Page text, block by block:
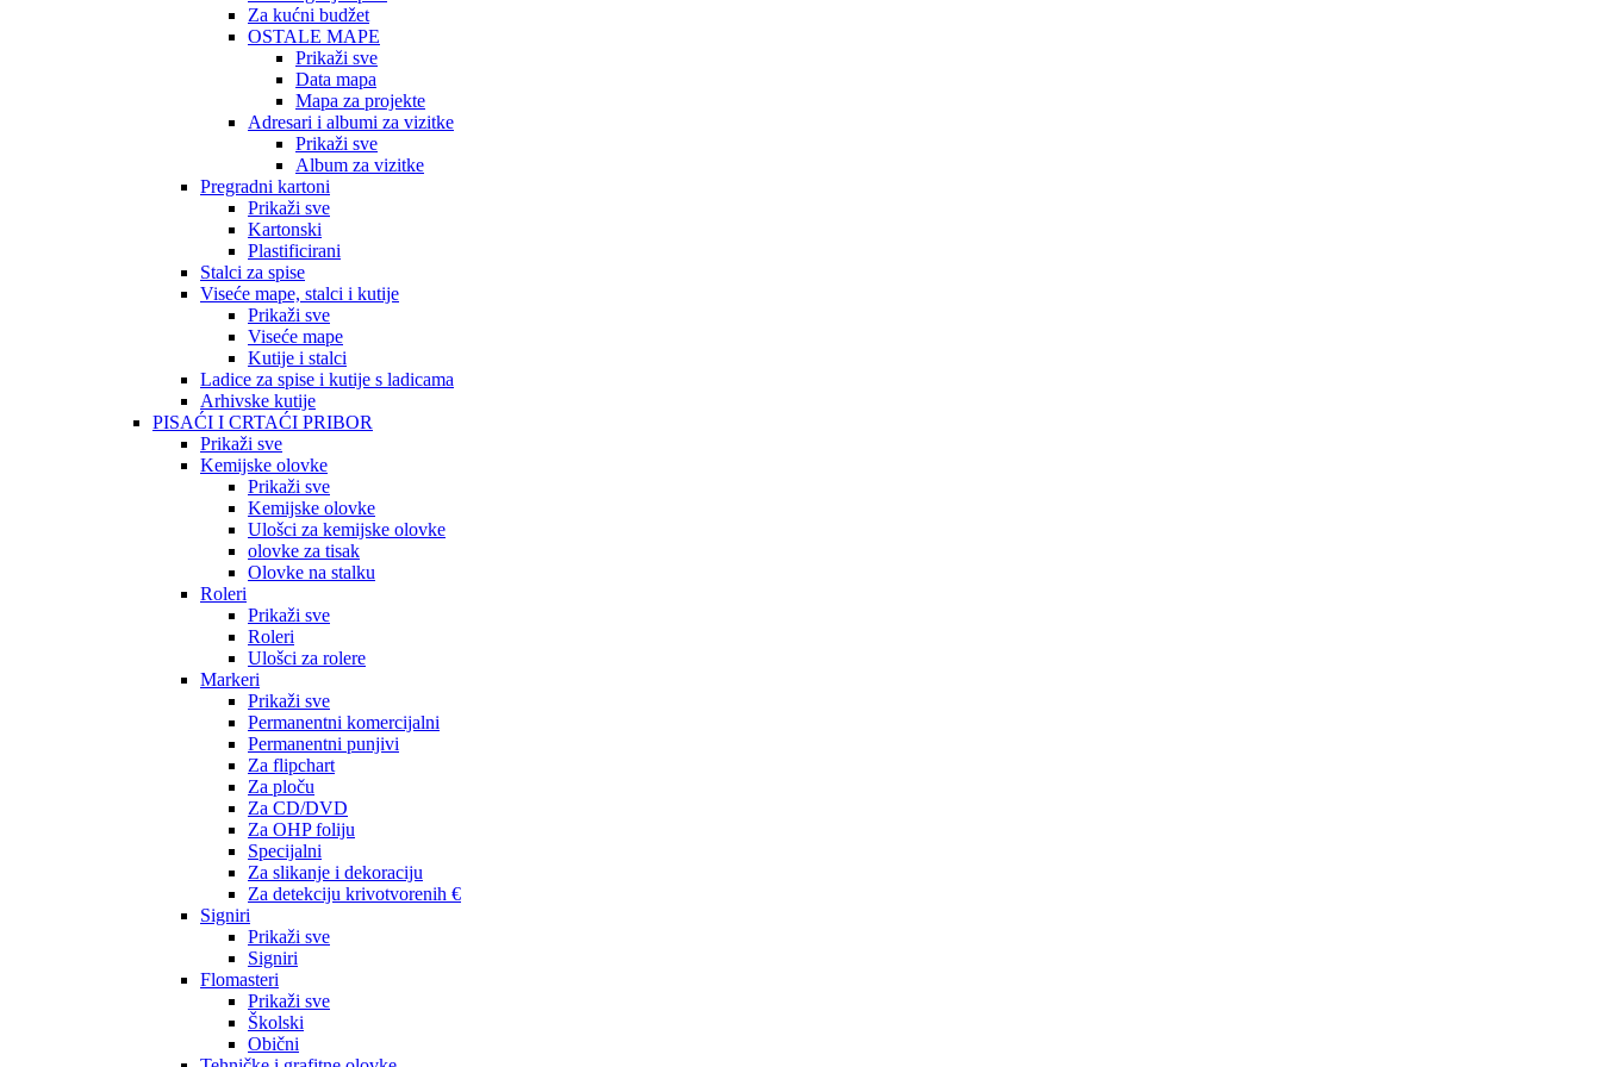
Za kućni budžet
OSTALE MAPE
Prikaži sve
Data mapa
Mapa za projekte
Adresari i albumi za vizitke
Prikaži sve
Album za vizitke
Pregradni kartoni
Prikaži sve
Kartonski
Plastificirani
Stalci za spise
Viseće mape, stalci i kutije
Prikaži sve
Viseće mape
Kutije i stalci
Ladice za spise i kutije s ladicama
Arhivske kutije
PISAĆI I CRTAĆI PRIBOR
Prikaži sve
Kemijske olovke
Prikaži sve
Kemijske olovke
Ulošci za kemijske olovke
olovke za tisak
Olovke na stalku
Roleri
Prikaži sve
Roleri
Ulošci za rolere
Markeri
Prikaži sve
Permanentni komercijalni
Permanentni punjivi
Za flipchart
Za ploču
Za CD/DVD
Za OHP foliju
Specijalni
Za slikanje i dekoraciju
Za detekciju krivotvorenih €
Signiri
Prikaži sve
Signiri
Flomasteri
Prikaži sve
Školski
Obični